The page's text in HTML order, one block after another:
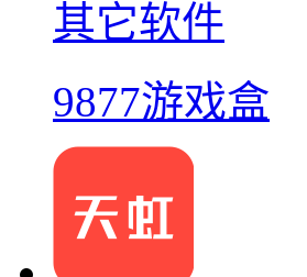
其它软件
9877游戏盒